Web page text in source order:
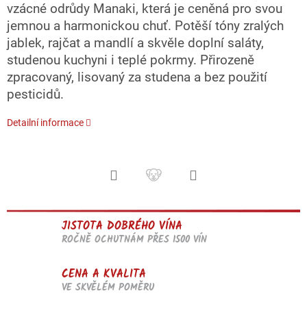
vzácné odrůdy Manaki, která je ceněná pro svou
jemnou a harmonickou chuť. Potěší tóny zralých
jablek, rajčat a mandlí a skvěle doplní saláty,
studenou kuchyni i teplé pokrmy. Přirozeně
zpracovaný, lisovaný za studena a bez použití
pesticidů.
Detailní informace
JISTOTA DOBRÉHO VÍNA
ROČNĚ OCHUTNÁM PŘES 1500 VÍN
CENA A KVALITA
VE SKVĚLÉM POMĚRU